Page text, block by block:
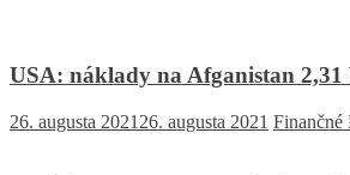
USA: náklady na Afganistan
26. augusta 2021 26. augusta 2021